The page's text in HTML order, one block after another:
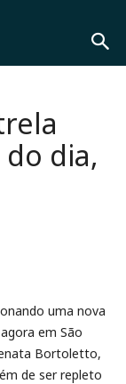
dia,
uma nova
em São
Bortoletto,
de ser repleto